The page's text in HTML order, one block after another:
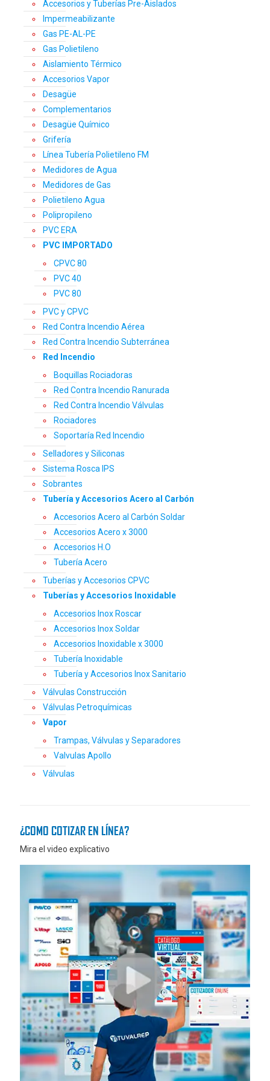
Accesorios y Tuberías Pre-Aislados
Impermeabilizante
Gas PE-AL-PE
Gas Polietileno
Aislamiento Térmico
Accesorios Vapor
Desagüe
Complementarios
Desagüe Químico
Grifería
Línea Tubería Polietileno FM
Medidores de Agua
Medidores de Gas
Polietileno Agua
Polipropileno
PVC ERA
PVC IMPORTADO
CPVC 80
PVC 40
PVC 80
PVC y CPVC
Red Contra Incendio Aérea
Red Contra Incendio Subterránea
Red Incendio
Boquillas Rociadoras
Red Contra Incendio Ranurada
Red Contra Incendio Válvulas
Rociadores
Soportaría Red Incendio
Selladores y Siliconas
Sistema Rosca IPS
Sobrantes
Tubería y Accesorios Acero al Carbón
Accesorios Acero al Carbón Soldar
Accesorios Acero x 3000
Accesorios H.O
Tubería Acero
Tuberías y Accesorios CPVC
Tuberías y Accesorios Inoxidable
Accesorios Inox Roscar
Accesorios Inox Soldar
Accesorios Inoxidable x 3000
Tubería Inoxidable
Tubería y Accesorios Inox Sanitario
Válvulas Construcción
Válvulas Petroquímicas
Vapor
Trampas, Válvulas y Separadores
Valvulas Apollo
Válvulas
¿COMO COTIZAR EN LÍNEA?
Mira el video explicativo